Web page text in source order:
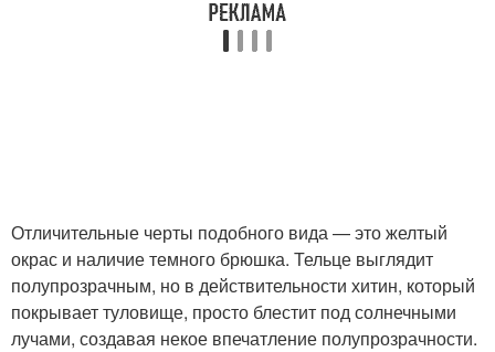
Отличительные черты подобного вида — это желтый
окрас и наличие темного брюшка. Тельце выглядит
полупрозрачным, но в действительности хитин, который
покрывает туловище, просто блестит под солнечными
лучами, создавая некое впечатление полупрозрачности.